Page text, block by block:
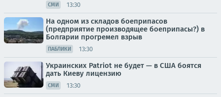
СМИ 13:30
На одном из складов боеприпасов
(предприятие производящее боеприпасы?) в
Болгарии прогремел взрыв
ПАБЛИКИ 13:30
Украинских Patriot не будет — в США боятся
дать Киеву лицензию
СМИ 13:30